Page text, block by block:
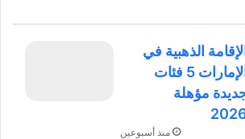
الإقامة الذهبية في
الإمارات 5 فئات
مؤهلة
منذ أسبوعين